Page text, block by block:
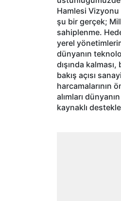
Hamlesi
şu bir gerçek;
sahiplenme.
yerel
dünyanın
dışında
bakış açısı
harcamalarının
alımları
kaynaklı